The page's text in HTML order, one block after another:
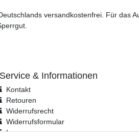
versandkostenfrei. Für
Service & Informationen
Kontakt
Retouren
Widerrufsrecht
Widerrufs­formular
Impressum